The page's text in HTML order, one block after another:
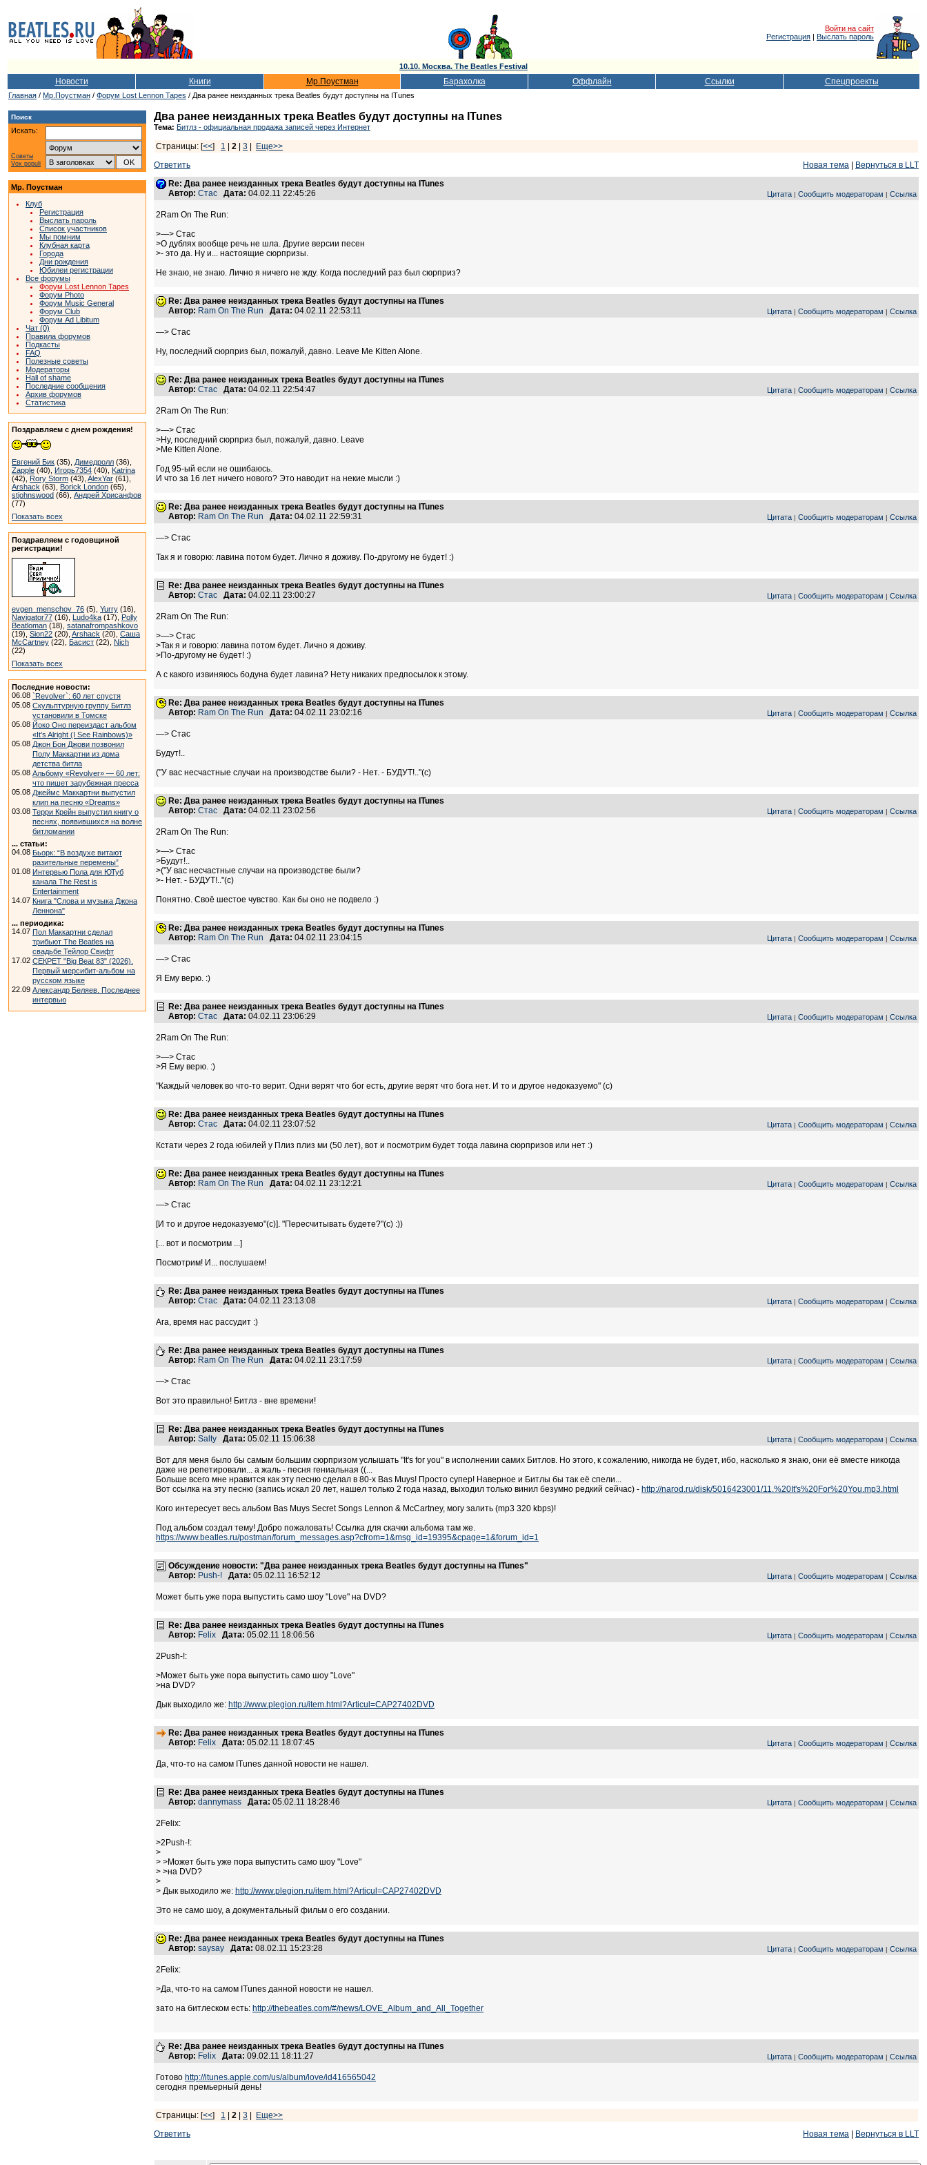
Войти на сайт
Регистрация | Выслать пароль
10.10. Москва. The Beatles Festival
Новости Книги Мр.Поустман Барахолка Оффлайн Ссылки Спецпроекты
Главная / Мр.Поустман / Форум Lost Lennon Tapes / Два ранее неизданных трека Beatles будут доступны на ITunes
Поиск
Искать:
Советы
Vox populi
Мр. Поустман
Клуб
Регистрация
Выслать пароль
Список участников
Мы помним
Клубная карта
Города
Дни рождения
Юбилеи регистрации
Все форумы
Форум Lost Lennon Tapes
Форум Photo
Форум Music General
Форум Club
Форум Ad Libitum
Чат (0)
Правила форумов
Подкасты
FAQ
Полезные советы
Модераторы
Hall of shame
Последние сообщения
Архив форумов
Статистика
Поздравляем с днем рождения!
Евгений Бик (35), Димедролл (36),
Zapple (40), Игорь7354 (40), Katrina
(42), Rory Storm (43), AlexYar (61),
Arshack (63), Borick London (65),
stjohnswood (66), Андрей Хрисанфов
(77)
Показать всех
Поздравляем с годовщиной
регистрации!
evgen_menschov_76 (5), Yurry (16),
Navigator77 (16), Ludo4ka (17), Polly
Beatloman (18), satanafrompashkovo
(19), Sion22 (20), Arshack (20), Саша
McCartney (22), Басист (22), Nich
(22)
Показать всех
Последние новости:
06.08 `Revolver`: 60 лет спустя
05.08 Скульптурную группу Битлз
установили в Томске
05.08 Йоко Оно переиздаст альбом
«It’s Alright (I See Rainbows)»
05.08 Джон Бон Джови позвонил
Полу Маккартни из дома
детства битла
05.08 Альбому «Revolver» — 60 лет:
что пишет зарубежная пресса
05.08 Джеймс Маккартни выпустил
клип на песню «Dreams»
03.08 Терри Крейн выпустил книгу о
песнях, появившихся на волне
битломании
... статьи:
04.08 Бьорк: “В воздухе витают
разительные перемены”
01.08 Интервью Пола для ЮТуб
канала The Rest is
Entertainment
14.07 Книга "Слова и музыка Джона
Леннона"
... периодика:
14.07 Пол Маккартни сделал
трибьют The Beatles на
свадьбе Тейлор Свифт
17.02 СЕКРЕТ "Big Beat 83" (2026).
Первый мерсибит-альбом на
русском языке
22.09 Александр Беляев. Последнее
интервью
Два ранее неизданных трека Beatles будут доступны на ITunes
Тема: Битлз - официальная продажа записей через Интернет
Страницы: [<<] 1 2 3
Еще>>
Ответить
Новая тема
Вернуться в LLT
Re: Два ранее неизданных трека Beatles будут доступны на ITunes
Автор: Стас Дата: 04.02.11 22:45:26 Цитата | Сообщить модераторам | Ссылка
2Ram On The Run:
>—> Стас
>О дублях вообще речь не шла. Другие версии песен
>- это да. Ну и... настоящие сюрпризы.
Не знаю, не знаю. Лично я ничего не жду. Когда последний раз был сюрприз?
Re: Два ранее неизданных трека Beatles будут доступны на ITunes
Автор: Ram On The Run Дата: 04.02.11 22:53:11 Цитата | Сообщить модераторам | Ссылка
—> Стас
Ну, последний сюрприз был, пожалуй, давно. Leave Me Kitten Alone.
Re: Два ранее неизданных трека Beatles будут доступны на ITunes
Автор: Стас Дата: 04.02.11 22:54:47 Цитата | Сообщить модераторам | Ссылка
2Ram On The Run:
>—> Стас
>Ну, последний сюрприз был, пожалуй, давно. Leave
>Me Kitten Alone.
Год 95-ый если не ошибаюсь.
И что за 16 лет ничего нового? Это наводит на некие мысли :)
Re: Два ранее неизданных трека Beatles будут доступны на ITunes
Автор: Ram On The Run Дата: 04.02.11 22:59:31 Цитата | Сообщить модераторам | Ссылка
—> Стас
Так я и говорю: лавина потом будет. Лично я доживу. По-другому не будет! :)
Re: Два ранее неизданных трека Beatles будут доступны на ITunes
Автор: Стас Дата: 04.02.11 23:00:27 Цитата | Сообщить модераторам | Ссылка
2Ram On The Run:
>—> Стас
>Так я и говорю: лавина потом будет. Лично я доживу.
>По-другому не будет! :)
А с какого извиняюсь бодуна будет лавина? Нету никаких предпосылок к этому.
Re: Два ранее неизданных трека Beatles будут доступны на ITunes
Автор: Ram On The Run Дата: 04.02.11 23:02:16 Цитата | Сообщить модераторам | Ссылка
—> Стас
Будут!..
("У вас несчастные случаи на производстве были? - Нет. - БУДУТ!.."(с)
Re: Два ранее неизданных трека Beatles будут доступны на ITunes
Автор: Стас Дата: 04.02.11 23:02:56 Цитата | Сообщить модераторам | Ссылка
2Ram On The Run:
>—> Стас
>Будут!..
>("У вас несчастные случаи на производстве были?
>- Нет. - БУДУТ!.."(с)
Понятно. Своё шестое чувство. Как бы оно не подвело :)
Re: Два ранее неизданных трека Beatles будут доступны на ITunes
Автор: Ram On The Run Дата: 04.02.11 23:04:15 Цитата | Сообщить модераторам | Ссылка
—> Стас
Я Ему верю. :)
Re: Два ранее неизданных трека Beatles будут доступны на ITunes
Автор: Стас Дата: 04.02.11 23:06:29 Цитата | Сообщить модераторам | Ссылка
2Ram On The Run:
>—> Стас
>Я Ему верю. :)
"Каждый человек во что-то верит. Одни верят что бог есть, другие верят что бога нет. И то и другое недоказуемо" (с)
Re: Два ранее неизданных трека Beatles будут доступны на ITunes
Автор: Стас Дата: 04.02.11 23:07:52 Цитата | Сообщить модераторам | Ссылка
Кстати через 2 года юбилей у Плиз плиз ми (50 лет), вот и посмотрим будет тогда лавина сюрпризов или нет :)
Re: Два ранее неизданных трека Beatles будут доступны на ITunes
Автор: Ram On The Run Дата: 04.02.11 23:12:21 Цитата | Сообщить модераторам | Ссылка
—> Стас
[И то и другое недоказуемо"(с)]. "Пересчитывать будете?"(с) :))
[... вот и посмотрим ...]
Посмотрим! И... послушаем!
Re: Два ранее неизданных трека Beatles будут доступны на ITunes
Автор: Стас Дата: 04.02.11 23:13:08 Цитата | Сообщить модераторам | Ссылка
Ага, время нас рассудит :)
Re: Два ранее неизданных трека Beatles будут доступны на ITunes
Автор: Ram On The Run Дата: 04.02.11 23:17:59 Цитата | Сообщить модераторам | Ссылка
—> Стас
Вот это правильно! Битлз - вне времени!
Re: Два ранее неизданных трека Beatles будут доступны на ITunes
Автор: Salty Дата: 05.02.11 15:06:38 Цитата | Сообщить модераторам | Ссылка
Вот для меня было бы самым большим сюрпризом услышать "It's for you" в исполнении самих Битлов. Но этого, к сожалению, никогда не будет, ибо, насколько я знаю, они её вместе никогда
даже не репетировали... а жаль - песня гениальная ((...
Больше всего мне нравится как эту песню сделал в 80-х Bas Muys! Просто супер! Наверное и Битлы бы так её спели...
Вот ссылка на эту песню (запись искал 20 лет, нашел только 2 года назад, выходил только винил безумно редкий сейчас) - http://narod.ru/disk/5016423001/11.%20It's%20For%20You.mp3.html
Кого интересует весь альбом Bas Muys Secret Songs Lennon & McCartney, могу залить (mp3 320 kbps)!
Под альбом создал тему! Добро пожаловать! Ссылка для скачки альбома там же.
https://www.beatles.ru/postman/forum_messages.asp?cfrom=1&msg_id=19395&cpage=1&forum_id=1
Обсуждение новости: "Два ранее неизданных трека Beatles будут доступны на ITunes"
Автор: Push-! Дата: 05.02.11 16:52:12 Цитата | Сообщить модераторам | Ссылка
Может быть уже пора выпустить само шоу "Love" на DVD?
Re: Два ранее неизданных трека Beatles будут доступны на ITunes
Автор: Felix Дата: 05.02.11 18:06:56 Цитата | Сообщить модераторам | Ссылка
2Push-!:
>Может быть уже пора выпустить само шоу "Love"
>на DVD?
Дык выходило же: http://www.plegion.ru/item.html?Articul=CAP27402DVD
Re: Два ранее неизданных трека Beatles будут доступны на ITunes
Автор: Felix Дата: 05.02.11 18:07:45 Цитата | Сообщить модераторам | Ссылка
Да, что-то на самом ITunes данной новости не нашел.
Re: Два ранее неизданных трека Beatles будут доступны на ITunes
Автор: dannymass Дата: 05.02.11 18:28:46 Цитата | Сообщить модераторам | Ссылка
2Felix:
>2Push-!:
>
> >Может быть уже пора выпустить само шоу "Love"
> >на DVD?
>
> Дык выходило же: http://www.plegion.ru/item.html?Articul=CAP27402DVD
Это не само шоу, а документальный фильм о его создании.
Re: Два ранее неизданных трека Beatles будут доступны на ITunes
Автор: saysay Дата: 08.02.11 15:23:28 Цитата | Сообщить модераторам | Ссылка
2Felix:
>Да, что-то на самом ITunes данной новости не нашел.
зато на битлеском есть: http://thebeatles.com/#/news/LOVE_Album_and_All_Together
Re: Два ранее неизданных трека Beatles будут доступны на ITunes
Автор: Felix Дата: 09.02.11 18:11:27 Цитата | Сообщить модераторам | Ссылка
Готово http://itunes.apple.com/us/album/love/id416565042
сегодня премьерный день!
Страницы: [<<] 1 2 3
Еще>>
Ответить
Новая тема Вернуться в LLT